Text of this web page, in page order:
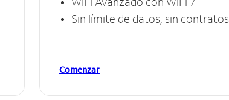
Sin límite de datos, sin contratos
Comenzar